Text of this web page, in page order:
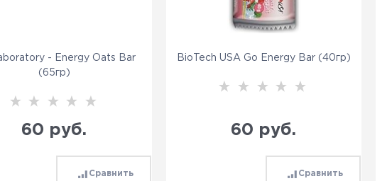
- Energy Oats Bar
(65гр)
60 руб.
Сравнить
BioTech USA Go Energy Bar (40гр)
60 руб.
Сравнить